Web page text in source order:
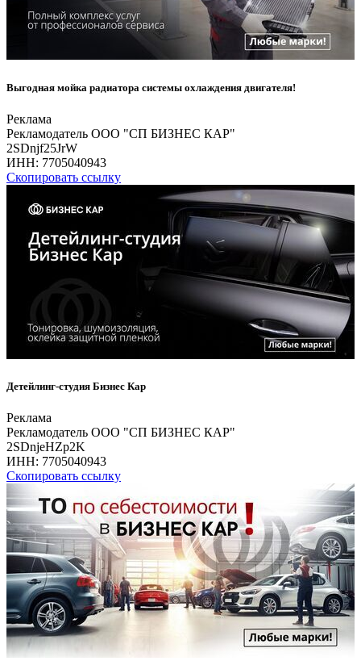
Выгодная мойка радиатора системы охлаждения двигателя!
Реклама
Рекламодатель ООО "СП БИЗНЕС КАР"
2SDnjf25JrW
ИНН: 7705040943
Скопировать ссылку
Детейлинг-студия Бизнес Кар
Реклама
Рекламодатель ООО "СП БИЗНЕС КАР"
2SDnjeHZp2K
ИНН: 7705040943
Скопировать ссылку